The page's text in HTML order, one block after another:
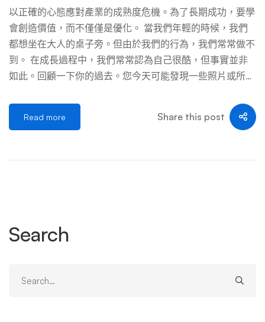
以正確的心態應對產業的成熟度危機。為了長期成功，要學
會創造價值，而不僅僅是優化。 當我們年輕的時候，我們
都想坐在大人的桌子旁。但由於我們的行為，我們常常做不
到。 在成長過程中，我們常常認為自己很酷，但事實並非
如此。回顧一下你的過去。您今天可能發現一些照片或所做
作。SEO已經成長了很多；我們 SEO 沒有。 在應對諸如需
要強大品牌或最大程度滿足用戶等挑戰時，我們的心態是一
法，我會非常高興。 讓我們走進戰壕：這就是我們成長的
意識到接受世界的本來面目比努力爭取世界應有的樣子要容
Read more Share this post
Search
for: